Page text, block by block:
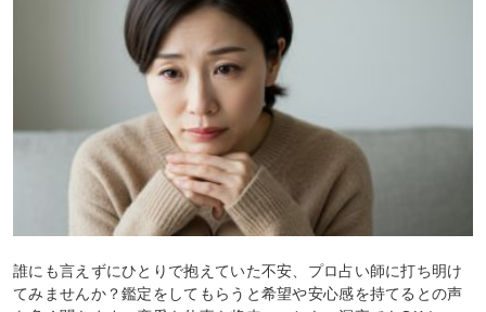
誰にも言えずにひとりで抱えていた不安、プロ占い師に打ち明け
てみませんか？鑑定をしてもらうと希望や安心感を持てるとの声